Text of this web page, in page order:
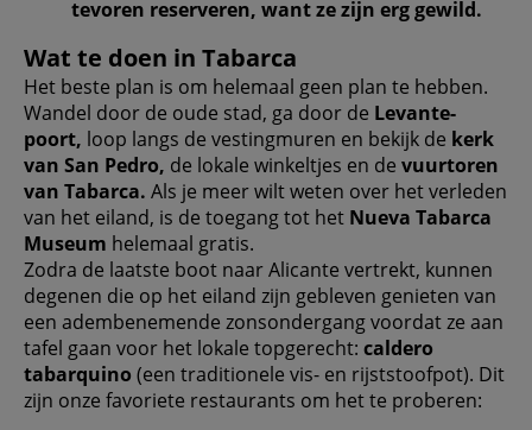
tevoren reserveren, want ze zijn erg gewild.
Wat te doen in Tabarca
Het beste plan is om helemaal geen plan te hebben.
Wandel door de oude stad, ga door de Levante-
poort, loop langs de vestingmuren en bekijk de kerk
van San Pedro, de lokale winkeltjes en de vuurtoren
van Tabarca. Als je meer wilt weten over het verleden
van het eiland, is de toegang tot het Nueva Tabarca
Museum helemaal gratis.
Zodra de laatste boot naar Alicante vertrekt, kunnen
degenen die op het eiland zijn gebleven genieten van
een adembenemende zonsondergang voordat ze aan
tafel gaan voor het lokale topgerecht: caldero
tabarquino (een traditionele vis- en rijststoofpot). Dit
zijn onze favoriete restaurants om het te proberen: